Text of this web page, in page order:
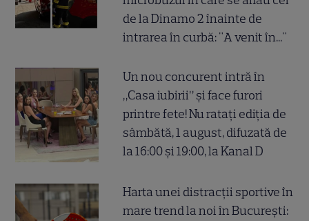
de la Dinamo 2 înainte de
intrarea în curbă: "A venit în..."
Un nou concurent intră în
„Casa iubirii” și face furori
printre fete! Nu ratați ediția de
sâmbătă, 1 august, difuzată de
la 16:00 și 19:00, la Kanal D
Harta unei distracții sportive în
mare trend la noi în București: